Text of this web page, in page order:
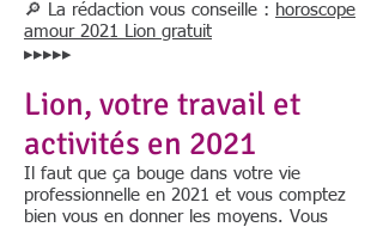
🔎 La rédaction vous conseille : horoscope
amour 2021 Lion gratuit
▸▸▸▸▸
Lion, votre travail et
activités en 2021
Il faut que ça bouge dans votre vie
professionnelle en 2021 et vous comptez
bien vous en donner les moyens. Vous